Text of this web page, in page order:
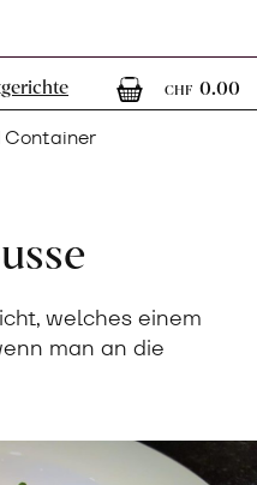
CHF 0.00
Container
welches einem
man an die